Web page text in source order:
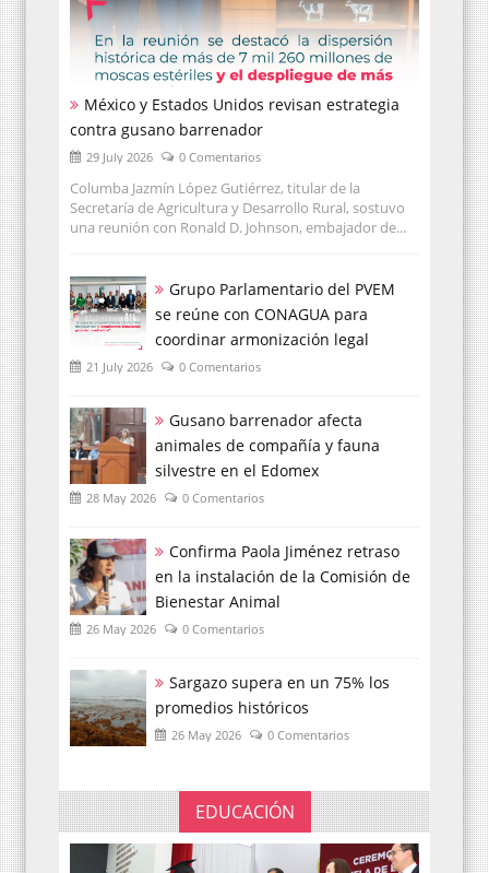
México y Estados Unidos revisan estrategia
contra gusano barrenador
29 July 2026 0 Comentarios
Columba Jazmín López Gutiérrez, titular de la
Secretaría de Agricultura y Desarrollo Rural, sostuvo
una reunión con Ronald D. Johnson, embajador de...
Grupo Parlamentario del PVEM
se reúne con CONAGUA para
coordinar armonización legal
21 July 2026 0 Comentarios
Gusano barrenador afecta
animales de compañía y fauna
silvestre en el Edomex
28 May 2026 0 Comentarios
Confirma Paola Jiménez retraso
en la instalación de la Comisión de
Bienestar Animal
26 May 2026 0 Comentarios
Sargazo supera en un 75% los
promedios históricos
26 May 2026 0 Comentarios
EDUCACIÓN